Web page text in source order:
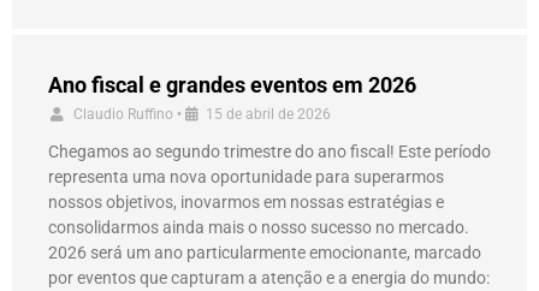
Ano fiscal e grandes eventos em 2026
Claudio Ruffino • 15 de abril de 2026
Chegamos ao segundo trimestre do ano fiscal! Este período
representa uma nova oportunidade para superarmos
nossos objetivos, inovarmos em nossas estratégias e
consolidarmos ainda mais o nosso sucesso no mercado.
2026 será um ano particularmente emocionante, marcado
por eventos que capturam a atenção e a energia do mundo: